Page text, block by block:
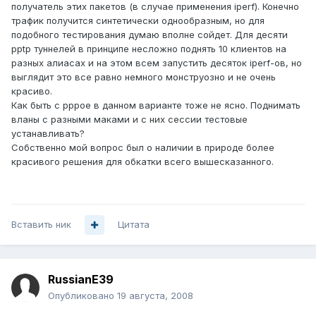
получатель этих пакетов (в случае применения iperf). Конечно
трафик получится синтетически однообразным, но для
подобного тестирования думаю вполне сойдет. Для десяти
pptp туннелей в принципе несложно поднять 10 клиентов на
разных алиасах и на этом всем запустить десяток iperf-ов, но
выглядит это все равно немного монструозно и не очень
красиво.
Как быть с pppoe в данном варианте тоже не ясно. Поднимать
вланы с разными маками и с них сессии тестовые
устанавливать?
Собственно мой вопрос был о наличии в природе более
красивого решения для обкатки всего вышесказанного.
Вставить ник Цитата
RussianE39
Опубликовано 19 августа, 2008